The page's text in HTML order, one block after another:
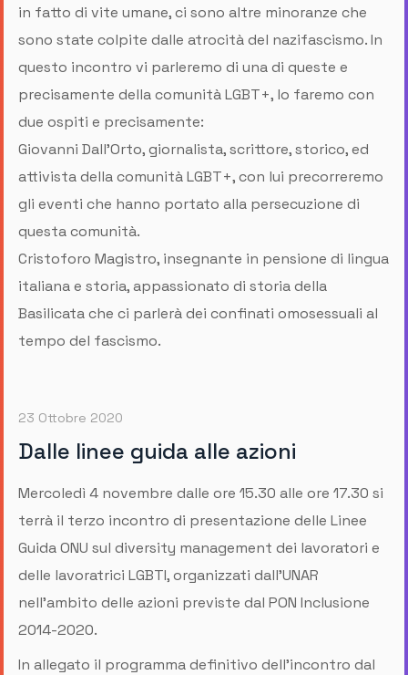
in fatto di vite umane, ci sono altre minoranze che
sono state colpite dalle atrocità del nazifascismo. In
questo incontro vi parleremo di una di queste e
precisamente della comunità LGBT+, lo faremo con
due ospiti e precisamente:
Giovanni Dall'Orto, giornalista, scrittore, storico, ed
attivista della comunità LGBT+, con lui precorreremo
gli eventi che hanno portato alla persecuzione di
questa comunità.
Cristoforo Magistro, insegnante in pensione di lingua
italiana e storia, appassionato di storia della
Basilicata che ci parlerà dei confinati omosessuali al
tempo del fascismo.
23 Ottobre 2020
Dalle linee guida alle azioni
Mercoledì 4 novembre dalle ore 15.30 alle ore 17.30 si
terrà il terzo incontro di presentazione delle Linee
Guida ONU sul diversity management dei lavoratori e
delle lavoratrici LGBTI, organizzati dall’UNAR
nell’ambito delle azioni previste dal PON Inclusione
2014-2020.
In allegato il programma definitivo dell’incontro dal